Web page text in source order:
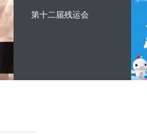
第十二届残运会